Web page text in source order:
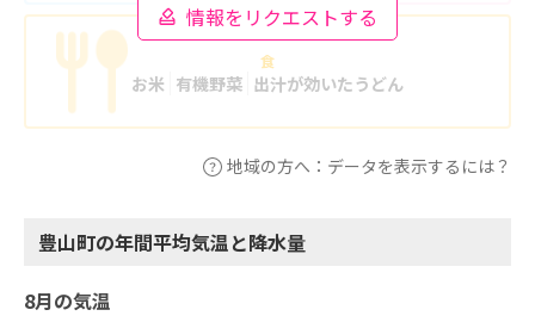
情報をリクエストする
食
お米 有機野菜 出汁が効いたうどん
地域の方へ：データを表示するには？
豊山町の年間平均気温と降水量
8月の気温